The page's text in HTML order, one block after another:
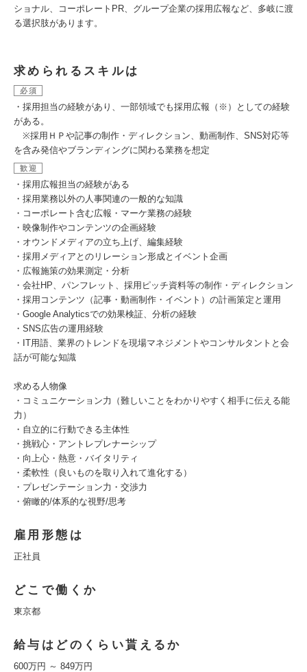
ショナル、コーポレートPR、グループ企業の採用広報など、多岐に渡
る選択肢があります。
求められるスキルは
必須
・採用担当の経験があり、一部領域でも採用広報（※）としての経験
がある。
※採用ＨＰや記事の制作・ディレクション、動画制作、SNS対応等
を含み発信やブランディングに関わる業務を想定
歓迎
・採用広報担当の経験がある
・採用業務以外の人事関連の一般的な知識
・コーポレート含む広報・マーケ業務の経験
・映像制作やコンテンツの企画経験
・オウンドメディアの立ち上げ、編集経験
・採用メディアとのリレーション形成とイベント企画
・広報施策の効果測定・分析
・会社HP、パンフレット、採用ピッチ資料等の制作・ディレクション
・採用コンテンツ（記事・動画制作・イベント）の計画策定と運用
・Google Analyticsでの効果検証、分析の経験
・SNS広告の運用経験
・IT用語、業界のトレンドを現場マネジメントやコンサルタントと会
話が可能な知識
求める人物像
・コミュニケーション力（難しいことをわかりやすく相手に伝える能
力）
・自立的に行動できる主体性
・挑戦心・アントレプレナーシップ
・向上心・熱意・バイタリティ
・柔軟性（良いものを取り入れて進化する）
・プレゼンテーション力・交渉力
・俯瞰的/体系的な視野/思考
雇用形態は
正社員
どこで働くか
東京都
給与はどのくらい貰えるか
600万円 ～ 849万円